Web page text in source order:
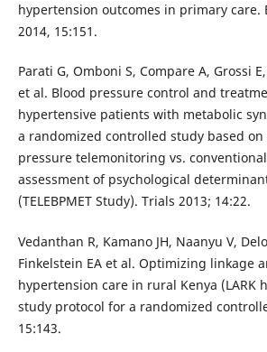
hypertension outcomes in primary care.
2014, 15:151.
Parati G, Omboni S, Compare A, Grossi
et al. Blood pressure control and
hypertensive patients with metabolic
a randomized controlled study based on
pressure telemonitoring vs.
assessment of psychological
(TELEBPMET Study). Trials 2013; 14:22.
Vedanthan R, Kamano JH, Naanyu V,
Finkelstein EA et al. Optimizing linkage
hypertension care in rural Kenya (LARK
study protocol for a randomized
15:143.